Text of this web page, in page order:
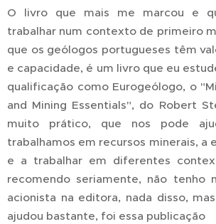
O livro que mais me marcou e
trabalhar num contexto de primeiro
que os geólogos portugueses têm
e capacidade, é um livro que eu
qualificação como Eurogeólogo, o
and Mining Essentials", do Robert
muito prático, que nos pode
trabalhamos em recursos minerais, a
e a trabalhar em diferentes
recomendo seriamente, não tenho
acionista na editora, nada disso,
ajudou bastante, foi essa publicação